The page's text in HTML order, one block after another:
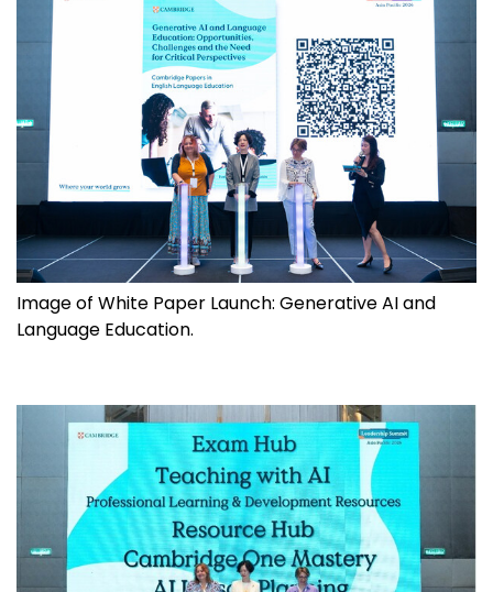
Image of White Paper Launch: Generative AI and
Language Education.